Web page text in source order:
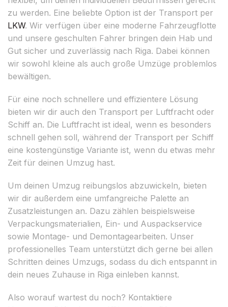
zu werden. Eine beliebte Option ist der Transport per
LKW. Wir verfügen über eine moderne Fahrzeugflotte
und unsere geschulten Fahrer bringen dein Hab und
Gut sicher und zuverlässig nach Riga. Dabei können
wir sowohl kleine als auch große Umzüge problemlos
bewältigen.
Für eine noch schnellere und effizientere Lösung
bieten wir dir auch den Transport per Luftfracht oder
Schiff an. Die Luftfracht ist ideal, wenn es besonders
schnell gehen soll, während der Transport per Schiff
eine kostengünstige Variante ist, wenn du etwas mehr
Zeit für deinen Umzug hast.
Um deinen Umzug reibungslos abzuwickeln, bieten
wir dir außerdem eine umfangreiche Palette an
Zusatzleistungen an. Dazu zählen beispielsweise
Verpackungsmaterialien, Ein- und Auspackservice
sowie Montage- und Demontagearbeiten. Unser
professionelles Team unterstützt dich gerne bei allen
Schritten deines Umzugs, sodass du dich entspannt in
dein neues Zuhause in Riga einleben kannst.
Also worauf wartest du noch? Kontaktiere